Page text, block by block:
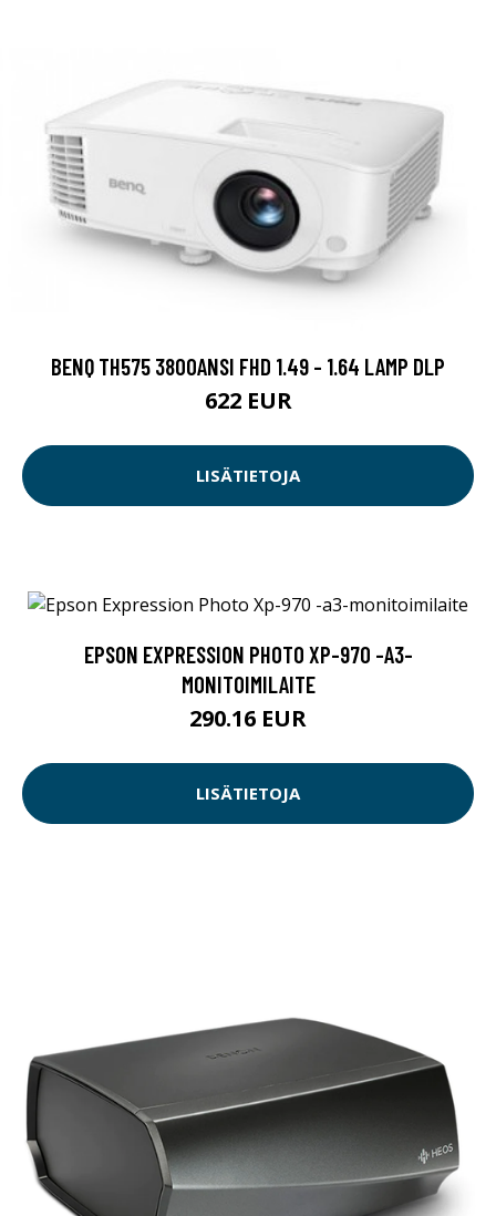
BENQ TH575 3800ANSI FHD 1.49 - 1.64 LAMP DLP
622 EUR
LISÄTIETOJA
EPSON EXPRESSION PHOTO XP-970 -A3-
MONITOIMILAITE
290.16 EUR
LISÄTIETOJA